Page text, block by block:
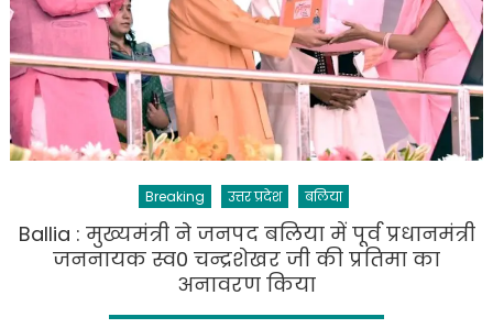
क्षय
रोगियों
को
पोषण
सामग्री
वितरित
की
क्षय
रोगियों
Breaking उत्तर प्रदेश बलिया
Ballia : मुख्यमंत्री ने जनपद बलिया में पूर्व प्रधानमंत्री
जननायक स्व0 चन्द्रशेखर जी की प्रतिमा का
अनावरण किया